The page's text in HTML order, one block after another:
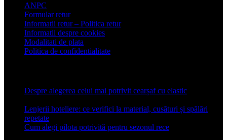
ANPC
Formular retur
Informatii retur – Politica retur
Informatii despre cookies
Modalitati de plata
Politica de confidentialitate
Despre alegerea celui mai potrivit cearșaf cu elastic
Lenjerii hoteliere: ce verifici la material, cusături și spălări
repetate
Cum alegi pilota potrivită pentru sezonul rece